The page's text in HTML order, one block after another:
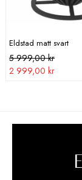
Eldstad matt svart
5 999,00kr
Det
ursprungliga
999,00 kr.
2 999,00 kr
Det
nuvarande
999,00 kr.